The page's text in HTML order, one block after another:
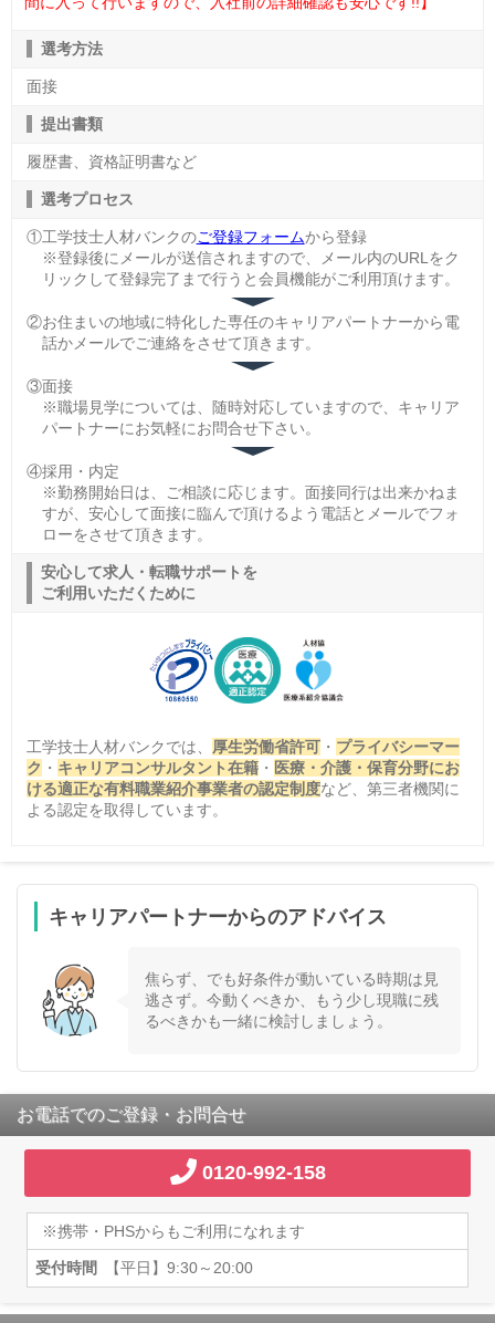
選考方法
面接
提出書類
履歴書、資格証明書など
選考プロセス
①工学技士人材バンクのご登録フォームから登録
※登録後にメールが送信されますので、メール内のURLをク
リックして登録完了まで行うと会員機能がご利用頂けます。
②お住まいの地域に特化した専任のキャリアパートナーから電
話かメールでご連絡をさせて頂きます。
③面接
※職場見学については、随時対応していますので、キャリア
パートナーにお気軽にお問合せ下さい。
④採用・内定
※勤務開始日は、ご相談に応じます。面接同行は出来かねま
すが、安心して面接に臨んで頂けるよう電話とメールでフォ
ローをさせて頂きます。
安心して求人・転職サポートを
ご利用いただくために
工学技士人材バンクでは、 厚生労働省許可・ プライバシーマー
ク ・ キャリアコンサルタント在籍・ 医療・介護・保育分野にお
ける適正な有料職業紹介事業者の認定制度など、第三者機関に
よる認定を取得しています。
キャリアパートナーからのアドバイス
焦らず、でも好条件が動いている時期は見
逃さず。今動くべきか、もう少し現職に残
るべきかも一緒に検討しましょう。
お電話でのご登録・お問合せ
0120-992-158
※携帯・PHSからもご利用になれます
受付時間 【平日】9:30～20:00